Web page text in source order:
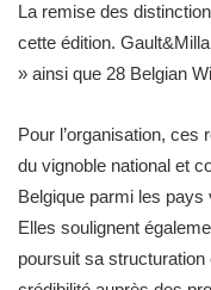
La remise des
cette édition.
» ainsi que 28 Belgian
Pour l’organisation,
du vignoble national et
Belgique parmi les pays
Elles soulignent
poursuit sa